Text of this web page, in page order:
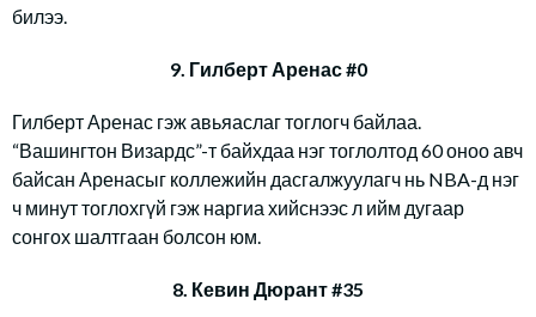
билээ.
9. Гилберт Аренас #0
Гилберт Аренас гэж авьяаслаг тоглогч байлаа.
“Вашингтон Визардс”-т байхдаа нэг тоглолтод 60 оноо авч
байсан Аренасыг коллежийн дасгалжуулагч нь NBA-д нэг
ч минут тоглохгүй гэж наргиа хийснээс л ийм дугаар
сонгох шалтгаан болсон юм.
8. Кевин Дюрант #35